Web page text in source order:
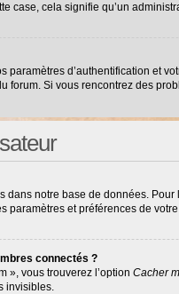
case, cela signifie qu’un
d’authentification et
forum. Si vous rencontrez des
dans notre base de données. Pour
paramètres et préférences de
connectés ?
», vous trouverez l’option Cacher
invisibles.